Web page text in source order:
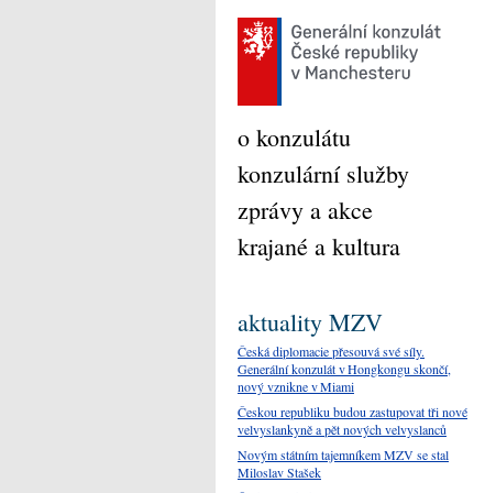
o konzulátu
konzulární služby
zprávy a akce
krajané a kultura
aktuality MZV
Česká diplomacie přesouvá své síly.
Generální konzulát v Hongkongu skončí,
nový vznikne v Miami
Českou republiku budou zastupovat tři nové
velvyslankyně a pět nových velvyslanců
Novým státním tajemníkem MZV se stal
Miloslav Stašek